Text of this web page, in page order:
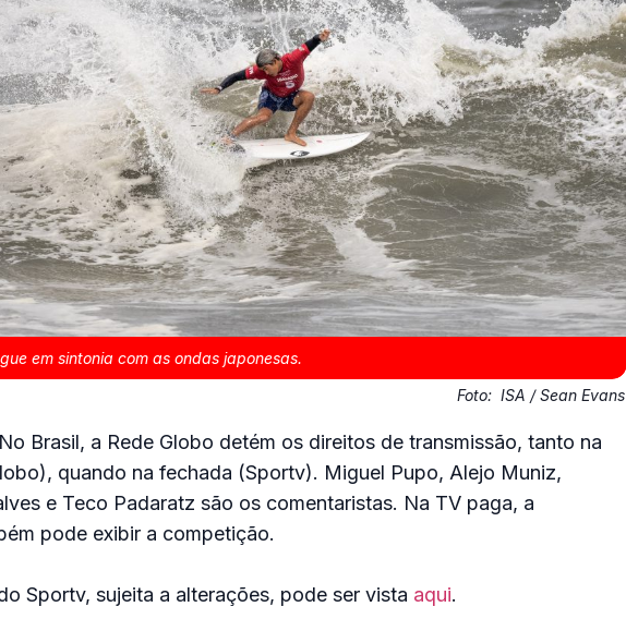
em sintonia com as ondas japonesas.
Foto: ISA / Sean Evans
Brasil, a Rede Globo detém os direitos de transmissão, tanto na
quando na fechada (Sportv). Miguel Pupo, Alejo Muniz,
e Teco Padaratz são os comentaristas. Na TV paga, a
pode exibir a competição.
Sportv, sujeita a alterações, pode ser vista aqui.